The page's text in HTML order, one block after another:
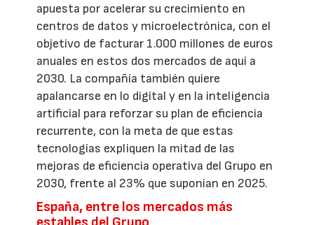
apuesta por acelerar su crecimiento en
centros de datos y microelectrónica, con el
objetivo de facturar 1.000 millones de euros
anuales en estos dos mercados de aquí a
2030. La compañía también quiere
apalancarse en lo digital y en la inteligencia
artificial para reforzar su plan de eficiencia
recurrente, con la meta de que estas
tecnologías expliquen la mitad de las
mejoras de eficiencia operativa del Grupo en
2030, frente al 23% que suponían en 2025.
España, entre los mercados más